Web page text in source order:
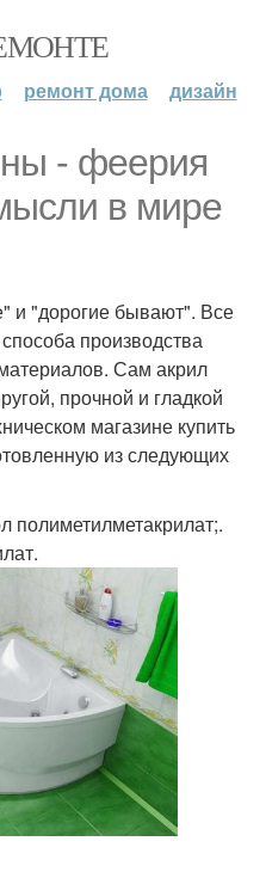
ремонт дома дизайн
- феерия
в мире
"дорогие бывают". Все
производства
Сам акрил
прочной и гладкой
магазине купить
из следующих
полиметилметакрилат;.